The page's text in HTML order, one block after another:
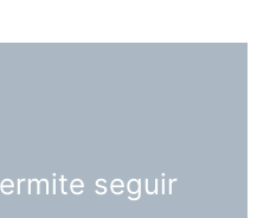
seguir